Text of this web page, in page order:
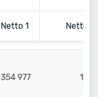
Netto 1 Netto 2
354 977 185